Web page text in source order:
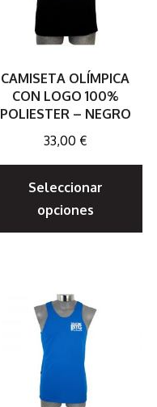
CAMISETA OLÍMPICA
CON LOGO 100%
POLIESTER – NEGRO
33,00 €
Seleccionar
opciones